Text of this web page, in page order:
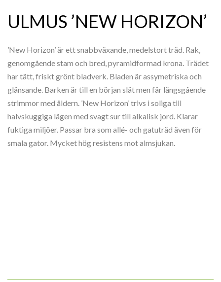
ULMUS ’NEW HORIZON’
’New Horizon’ är ett snabbväxande, medelstort träd. Rak,
genomgående stam och bred, pyramidformad krona. Trädet
har tätt, friskt grönt bladverk. Bladen är assymetriska och
glänsande. Barken är till en början slät men får längsgående
strimmor med åldern. ’New Horizon’ trivs i soliga till
halvskuggiga lägen med svagt sur till alkalisk jord. Klarar
fuktiga miljöer. Passar bra som allé- och gatuträd även för
smala gator. Mycket hög resistens mot almsjukan.